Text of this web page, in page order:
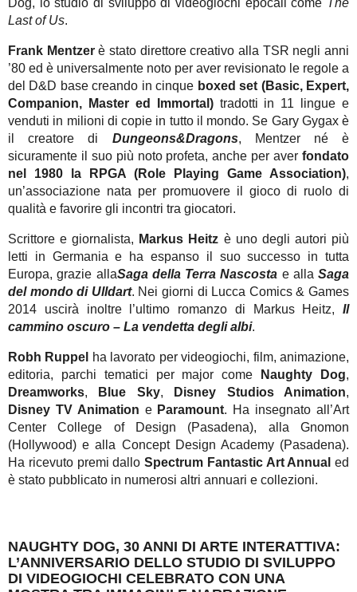
Dog, lo studio di sviluppo di videogiochi epocali come The
Last of Us.
Frank Mentzerè stato direttore creativo alla TSR negli anni
’80 ed è universalmente noto per aver revisionato le regole a
del D&D base creando in cinque boxed set (Basic, Expert,
Companion, Master ed Immortal) tradotti in 11 lingue e
venduti in milioni di copie in tutto il mondo. Se Gary Gygax è
il creatore di Dungeons&Dragons, Mentzer né è
sicuramente il suo più noto profeta, anche per aver fondato
nel 1980 la RPGA (Role Playing Game Association),
un’associazione nata per promuovere il gioco di ruolo di
qualità e favorire gli incontri tra giocatori.
Scrittore e giornalista, Markus Heitz è uno degli autori più
letti in Germania e ha espanso il suo successo in tutta
Europa, grazie allaSaga della Terra Nascosta e alla Saga
del mondo di Ulldart. Nei giorni di Lucca Comics & Games
2014 uscirà inoltre l’ultimo romanzo di Markus Heitz, Il
cammino oscuro – La vendetta degli albi.
Robh Ruppel
ha lavorato per videogiochi, film, animazione,
editoria, parchi tematici per major come
Naughty Dog,
Dreamworks, Blue Sky, Disney Studios Animation,
Disney TV Animation e Paramount. Ha insegnato all’Art
Center College of Design (Pasadena), alla Gnomon
(Hollywood) e alla Concept Design Academy (Pasadena).
Ha ricevuto premi dallo Spectrum Fantastic Art Annual ed
è stato pubblicato in numerosi altri annuari e collezioni.
NAUGHTY DOG, 30 ANNI DI ARTE INTERATTIVA:
L’ANNIVERSARIO DELLO STUDIO DI SVILUPPO
DI VIDEOGIOCHI CELEBRATO CON UNA